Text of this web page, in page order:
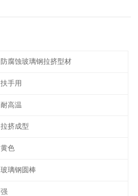
防腐蚀玻璃钢拉挤型材
扶手用
耐高温
拉挤成型
黄色
玻璃钢圆棒
强